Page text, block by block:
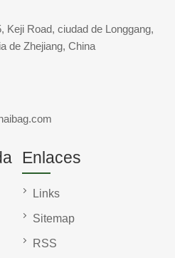
Keji Road, ciudad de Longgang,
de Zhejiang, China
Enlaces
Links
Sitemap
RSS